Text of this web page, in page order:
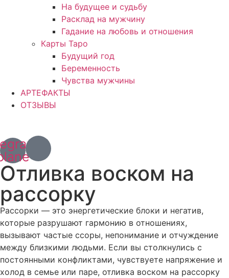
На будущее и судьбу
Расклад на мужчину
Гадание на любовь и отношения
Карты Таро
Будущий год
Беременность
Чувства мужчины
АРТЕФАКТЫ
ОТЗЫВЫ
Отливка воском на
рассорку
Рассорки — это энергетические блоки и негатив,
которые разрушают гармонию в отношениях,
вызывают частые ссоры, непонимание и отчуждение
между близкими людьми. Если вы столкнулись с
постоянными конфликтами, чувствуете напряжение и
холод в семье или паре, отливка воском на рассорку